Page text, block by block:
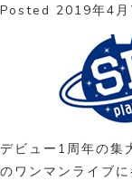
Posted 2019年4月
デビュー1周年の集
のワンマンライブ